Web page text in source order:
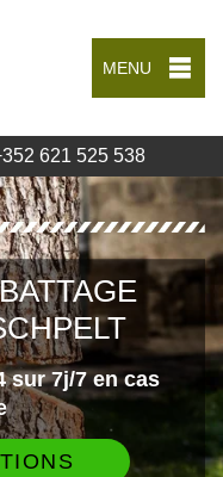
MENU
621 525 538
sur 7j/7 en cas